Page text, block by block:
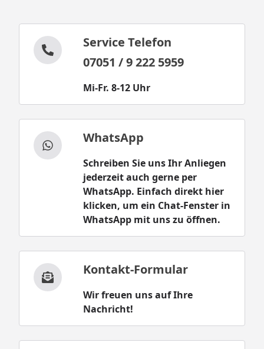
Service Telefon
07051 / 9 222 5959
Mi-Fr. 8-12 Uhr
WhatsApp
Schreiben Sie uns Ihr Anliegen
jederzeit auch gerne per
WhatsApp. Einfach direkt hier
klicken, um ein Chat-Fenster in
WhatsApp mit uns zu öffnen.
Kontakt-Formular
Wir freuen uns auf Ihre
Nachricht!